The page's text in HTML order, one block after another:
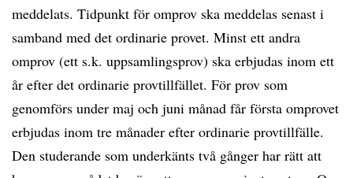
meddelats. Tidpunkt för omprov ska meddelas senast i
samband med det ordinarie provet. Minst ett andra
omprov (ett s.k. uppsamlingsprov) ska erbjudas inom ett
år efter det ordinarie provtillfället. För prov som
genomförs under maj och juni månad får första omprovet
erbjudas inom tre månader efter ordinarie provtillfälle.
Den studerande som underkänts två gånger har rätt att